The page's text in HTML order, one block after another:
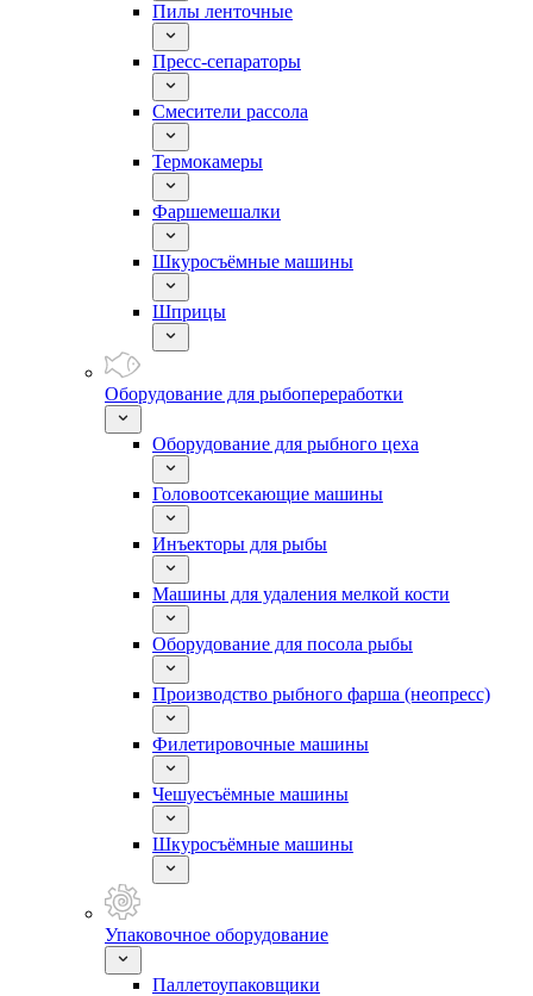
Пилы ленточные
Пресс-сепараторы
Смесители рассола
Термокамеры
Фаршемешалки
Шкуросъёмные машины
Шприцы
Оборудование для рыбопереработки
Оборудование для рыбного цеха
Головоотсекающие машины
Инъекторы для рыбы
Машины для удаления мелкой кости
Оборудование для посола рыбы
Производство рыбного фарша (неопресс)
Филетировочные машины
Чешуесъёмные машины
Шкуросъёмные машины
Упаковочное оборудование
Паллетоупаковщики